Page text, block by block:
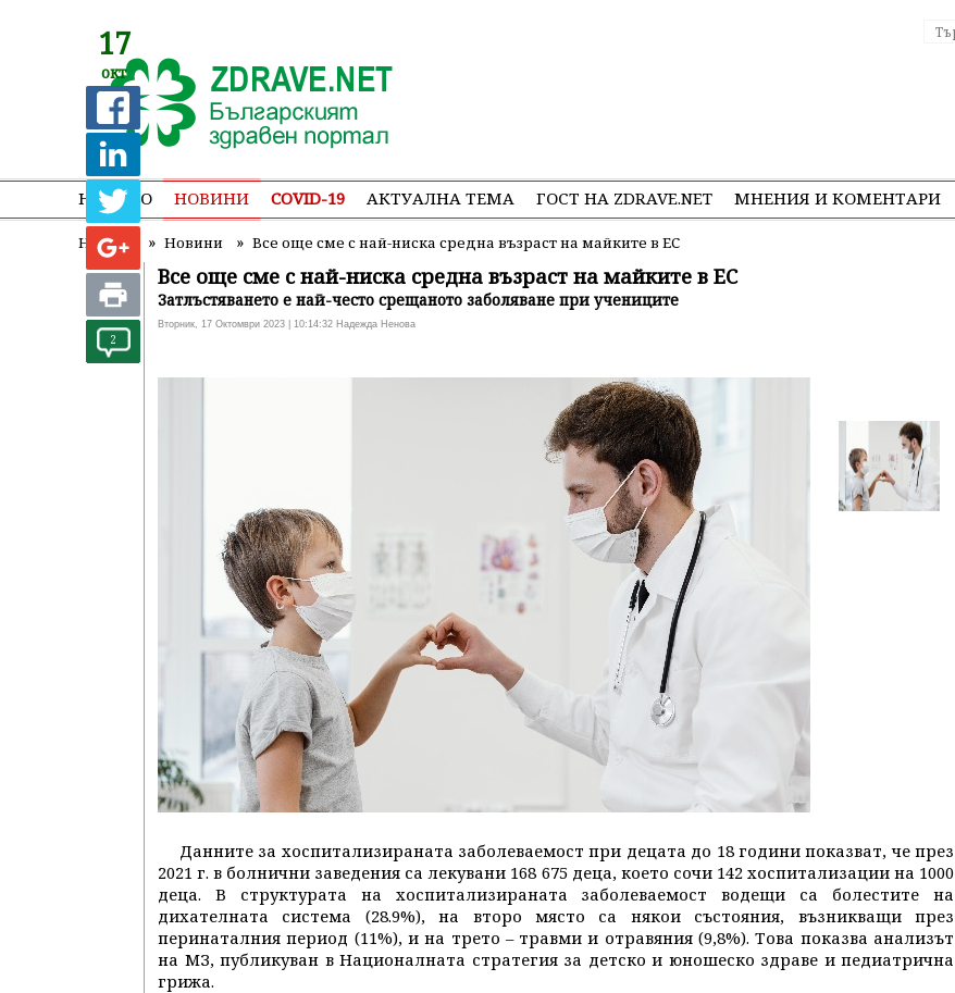
НАЧАЛО НОВИНИ COVID-19 АКТУАЛНА ТЕМА ГОСТ НА ZDRAVE.NET МНЕНИЯ И КОМЕНТАРИ
Начало » Новини » Все още сме с най-ниска средна възраст на майките в ЕС
17
окт
2
Все още сме с най-ниска средна възраст на майките в ЕС
Затлъстяването е най-често срещаното заболяване при учениците
Вторник, 17 Октомври 2023 | 10:14:32 Надежда Ненова
Данните за хоспитализираната заболеваемост при децата до 18 години показват, че през
2021 г. в болнични заведения са лекувани 168 675 деца, което сочи 142 хоспитализации на 1000
деца. В структурата на хоспитализираната заболеваемост водещи са болестите на
дихателната система (28.9%), на второ място са някои състояния, възникващи през
перинаталния период (11%), и на трето – травми и отравяния (9,8%). Това показва анализът
на МЗ, публикуван в Националната стратегия за детско и юношеско здраве и педиатрична
грижа.